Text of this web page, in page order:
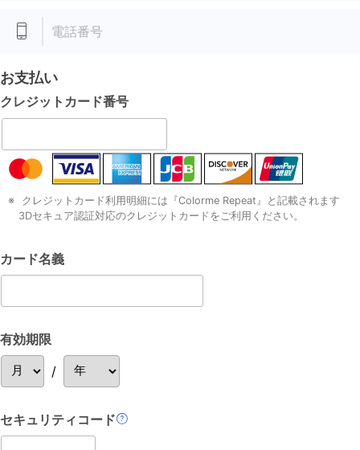
電話番号
お支払い
クレジットカード番号
クレジットカード利用明細には『Colorme Repeat』と記載されます
3Dセキュア認証対応のクレジットカードをご利用ください。
カード名義
有効期限
/
セキュリティコード